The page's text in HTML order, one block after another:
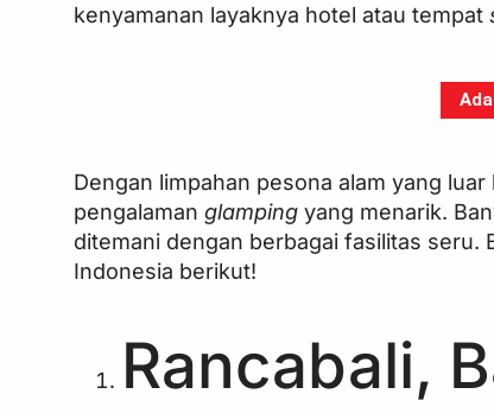
kenyamanan layaknya hotel atau tempat
Dengan limpahan pesona alam yang
pengalamanglampingyang menarik.
ditemani dengan berbagai fasilitas seru.
Indonesia berikut!
Rancabali,